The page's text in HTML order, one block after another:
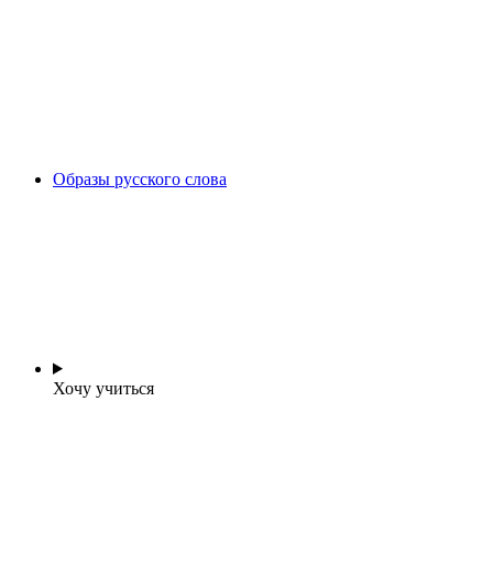
Образы русского слова
Хочу учиться